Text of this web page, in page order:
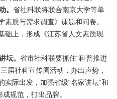
。 省社科联将联合南京大学等单
质与需求调查》课题和问卷。
础上，形成《江苏省人文素质现
坛。 省市社科联要抓住“科普推进
届社科宣传周活动，办出声势，
际出发，加强省级“名家讲坛”和
规范，打出品牌。